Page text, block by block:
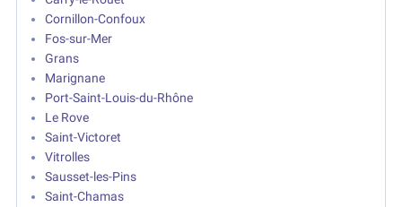
Cornillon-Confoux
Fos-sur-Mer
Grans
Marignane
Port-Saint-Louis-du-Rhône
Le Rove
Saint-Victoret
Vitrolles
Sausset-les-Pins
Saint-Chamas